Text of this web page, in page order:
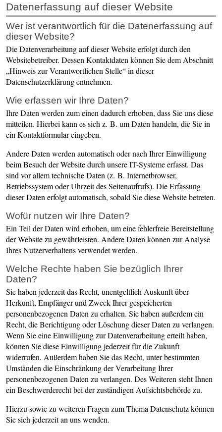
Datenerfassung auf dieser Website
Wer ist verantwortlich für die Datenerfassung auf
dieser Website?
Die Datenverarbeitung auf dieser Website erfolgt durch den
Websitebetreiber. Dessen Kontaktdaten können Sie dem Abschnitt
„Hinweis zur Verantwortlichen Stelle“ in dieser
Datenschutzerklärung entnehmen.
Wie erfassen wir Ihre Daten?
Ihre Daten werden zum einen dadurch erhoben, dass Sie uns diese
mitteilen. Hierbei kann es sich z. B. um Daten handeln, die Sie in
ein Kontaktformular eingeben.
Andere Daten werden automatisch oder nach Ihrer Einwilligung
beim Besuch der Website durch unsere IT-Systeme erfasst. Das
sind vor allem technische Daten (z. B. Internetbrowser,
Betriebssystem oder Uhrzeit des Seitenaufrufs). Die Erfassung
dieser Daten erfolgt automatisch, sobald Sie diese Website betreten.
Wofür nutzen wir Ihre Daten?
Ein Teil der Daten wird erhoben, um eine fehlerfreie Bereitstellung
der Website zu gewährleisten. Andere Daten können zur Analyse
Ihres Nutzerverhaltens verwendet werden.
Welche Rechte haben Sie bezüglich Ihrer
Daten?
Sie haben jederzeit das Recht, unentgeltlich Auskunft über
Herkunft, Empfänger und Zweck Ihrer gespeicherten
personenbezogenen Daten zu erhalten. Sie haben außerdem ein
Recht, die Berichtigung oder Löschung dieser Daten zu verlangen.
Wenn Sie eine Einwilligung zur Datenverarbeitung erteilt haben,
können Sie diese Einwilligung jederzeit für die Zukunft
widerrufen. Außerdem haben Sie das Recht, unter bestimmten
Umständen die Einschränkung der Verarbeitung Ihrer
personenbezogenen Daten zu verlangen. Des Weiteren steht Ihnen
ein Beschwerderecht bei der zuständigen Aufsichtsbehörde zu.
Hierzu sowie zu weiteren Fragen zum Thema Datenschutz können
Sie sich jederzeit an uns wenden.